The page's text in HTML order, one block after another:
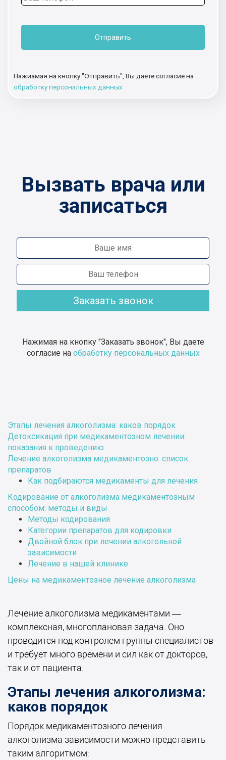
Отправить
Нажиамая на кнопку "Отправить", Вы даете согласие на
обработку персональных данных
Вызвать врача или
записаться
Заказать звонок
Нажимая на кнопку "Заказать звонок", Вы даете
согласие на обработку персональных данных
Этапы лечения алкоголизма: каков порядок
Детоксикация при медикаментозном лечении:
показания к проведению
Лечение алкоголизма медикаментозно: список
препаратов
Как подбираются медикаменты для лечения
Кодирование от алкоголизма медикаментозным
способом: методы и виды
Методы кодирования
Категории препаратов для кодировки
Двойной блок при лечении алкогольной
зависимости
Лечение в нашей клинике
Цены на медикаментозное лечение алкоголизма
Лечение алкоголизма медикаментами —
комплексная, многоплановая задача. Оно
проводится под контролем группы специалистов
и требует много времени и сил как от докторов,
так и от пациента.
Этапы лечения алкоголизма:
каков порядок
Порядок медикаментозного лечения
алкоголизма зависимости можно представить
таким алгоритмом: